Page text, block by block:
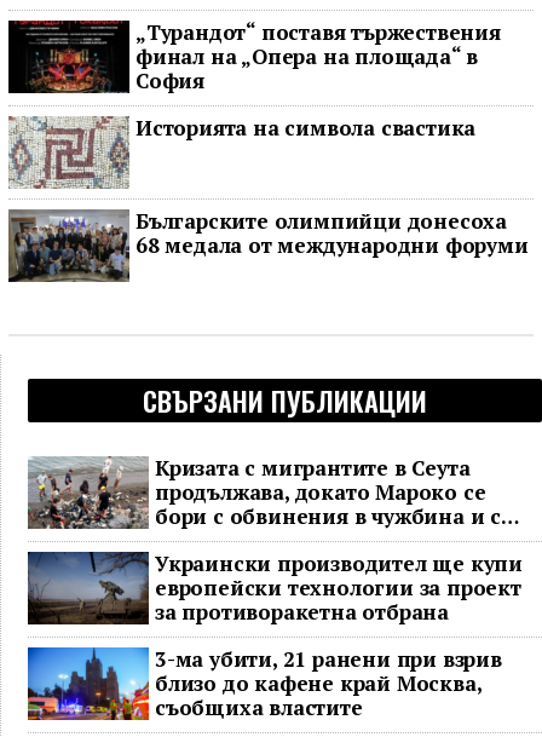
„Турандот“ поставя тържествения
финал на „Опера на площада“ в
София
Историята на символа свастика
Българските олимпийци донесоха
68 медала от международни форуми
СВЪРЗАНИ ПУБЛИКАЦИИ
Кризата с мигрантите в Сеута
продължава, докато Мароко се
бори с обвинения в чужбина и с
гнева у дома
Украински производител ще купи
европейски технологии за проект
за противоракетна отбрана
3-ма убити, 21 ранени при взрив
близо до кафене край Москва,
съобщиха властите